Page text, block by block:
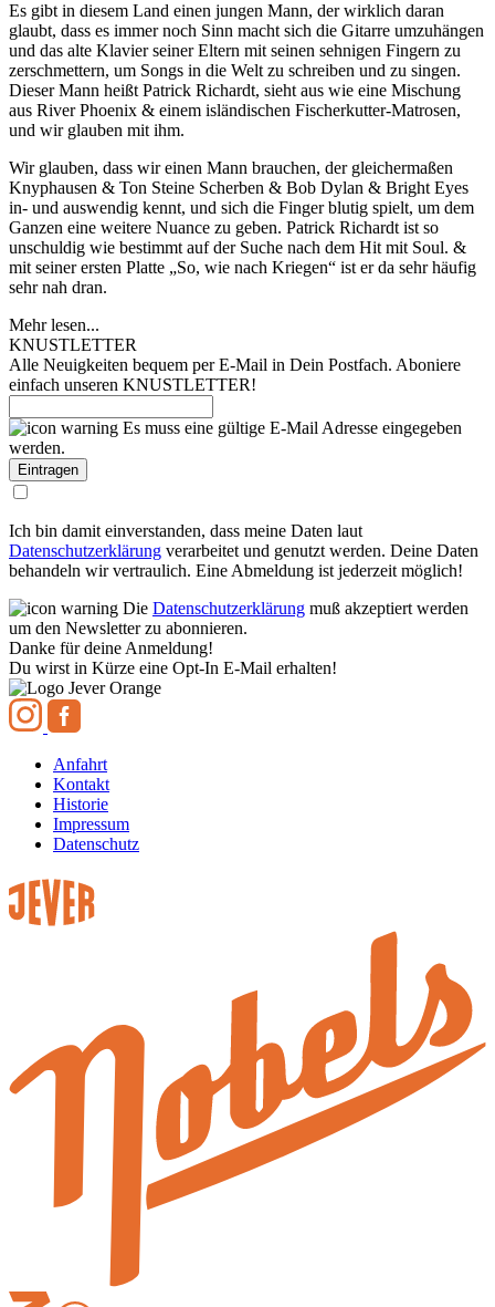
Es gibt in diesem Land einen jungen Mann, der wirklich daran
glaubt, dass es immer noch Sinn macht sich die Gitarre umzuhängen
und das alte Klavier seiner Eltern mit seinen sehnigen Fingern zu
zerschmettern, um Songs in die Welt zu schreiben und zu singen.
Dieser Mann heißt Patrick Richardt, sieht aus wie eine Mischung
aus River Phoenix & einem isländischen Fischerkutter-Matrosen,
und wir glauben mit ihm.
Wir glauben, dass wir einen Mann brauchen, der gleichermaßen
Knyphausen & Ton Steine Scherben & Bob Dylan & Bright Eyes
in- und auswendig kennt, und sich die Finger blutig spielt, um dem
Ganzen eine weitere Nuance zu geben. Patrick Richardt ist so
unschuldig wie bestimmt auf der Suche nach dem Hit mit Soul. &
mit seiner ersten Platte „So, wie nach Kriegen“ ist er da sehr häufig
sehr nah dran.
Mehr lesen...
KNUSTLETTER
Alle Neuigkeiten bequem per E-Mail in Dein Postfach. Aboniere
einfach unseren KNUSTLETTER!
Es muss eine gültige E-Mail Adresse eingegeben
werden.
Ich bin damit einverstanden, dass meine Daten laut
Datenschutzerklärung verarbeitet und genutzt werden. Deine Daten
behandeln wir vertraulich. Eine Abmeldung ist jederzeit möglich!
Die Datenschutzerklärung muß akzeptiert werden
um den Newsletter zu abonnieren.
Danke für deine Anmeldung!
Du wirst in Kürze eine Opt-In E-Mail erhalten!
Anfahrt
Kontakt
Historie
Impressum
Datenschutz